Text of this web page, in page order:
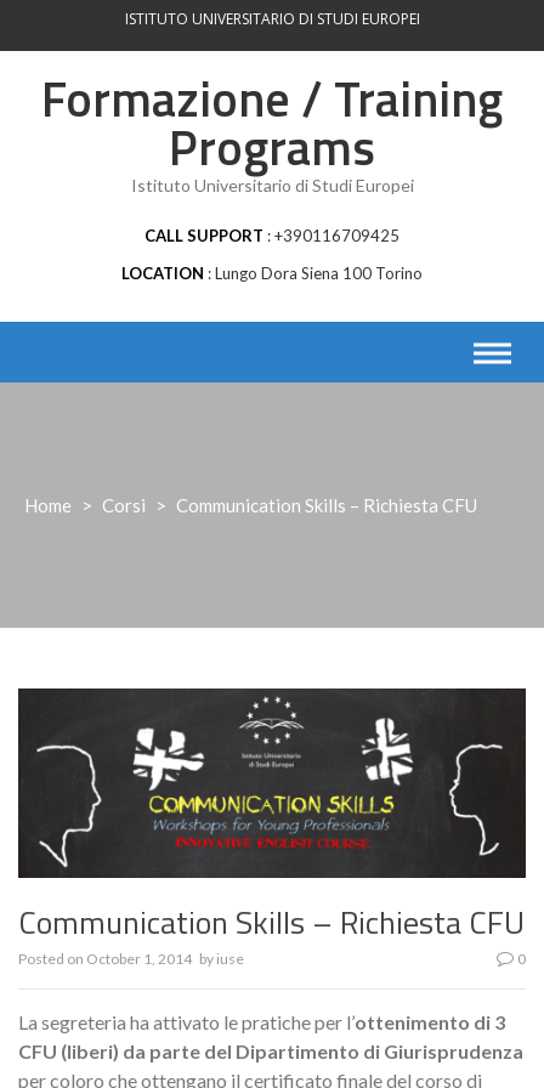
ISTITUTO UNIVERSITARIO DI STUDI EUROPEI
Formazione / Training
Programs
Istituto Universitario di Studi Europei
CALL SUPPORT
+390116709425
LOCATION
Lungo Dora Siena 100 Torino
Home > Corsi > Communication Skills – Richiesta CFU
Communication Skills – Richiesta CFU
Posted on October 1, 2014 by iuse 0
La segreteria ha attivato le pratiche per l’ottenimento di 3
CFU (liberi) da parte del Dipartimento di Giurisprudenza
per coloro che ottengano il certificato finale del corso di